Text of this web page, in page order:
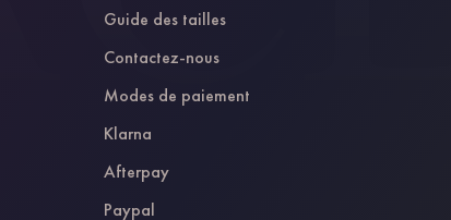
Guide des tailles
Contactez-nous
Modes de paiement
Klarna
Afterpay
Paypal